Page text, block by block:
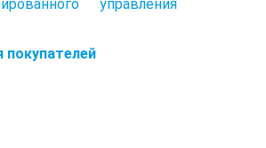
управления
покупателей